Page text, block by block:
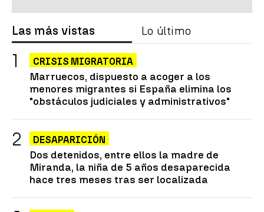
Las más vistas Lo último
CRISIS MIGRATORIA
Marruecos, dispuesto a acoger a los
menores migrantes si España elimina los
"obstáculos judiciales y administrativos"
DESAPARICIÓN
Dos detenidos, entre ellos la madre de
Miranda, la niña de 5 años desaparecida
hace tres meses tras ser localizada